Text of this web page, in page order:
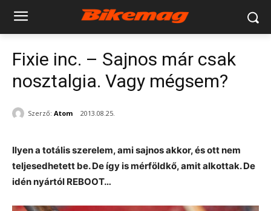
Fixie inc. – Sajnos már csak
nosztalgia. Vagy mégsem?
Szerző: Atom 2013.08.25.
Ilyen a totális szerelem, ami sajnos akkor, és ott nem
teljesedhetett be. De így is mérföldkő, amit alkottak. De
idén nyártól REBOOT…